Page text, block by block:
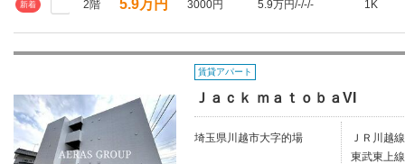
新着 2階 5.9万円 3000円 5.9万円/-/-/- 1K
賃貸アパート
Ｊａｃｋ ｍａｔｏｂａVI
埼玉県川越市大字的場
ＪＲ川越
東武東上